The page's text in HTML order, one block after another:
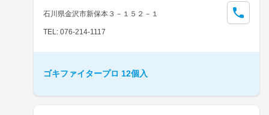
石川県金沢市新保本３－１５２－１
TEL: 076-214-1117
ゴキファイタープロ 12個入